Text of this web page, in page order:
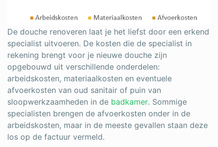
De douche renoveren laat je het liefst door een erkend
specialist uitvoeren. De kosten die de specialist in
rekening brengt voor je nieuwe douche zijn
opgebouwd uit verschillende onderdelen:
arbeidskosten, materiaalkosten en eventuele
afvoerkosten van oud sanitair of puin van
sloopwerkzaamheden in de badkamer. Sommige
specialisten brengen de afvoerkosten onder in de
arbeidskosten, maar in de meeste gevallen staan deze
los op de factuur vermeld.